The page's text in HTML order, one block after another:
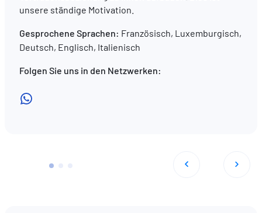
unsere ständige Motivation.
Gesprochene Sprachen: Französisch, Luxemburgisch,
Deutsch, Englisch, Italienisch
Folgen Sie uns in den Netzwerken:
WhatsApp